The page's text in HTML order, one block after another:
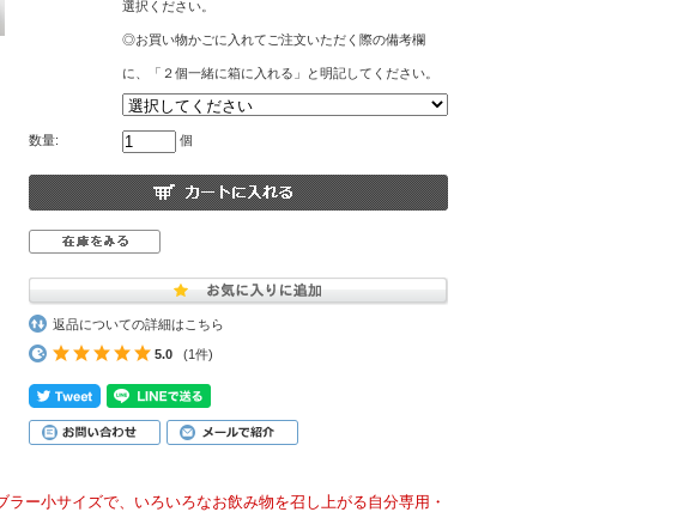
選択ください。
◎お買い物かごに入れてご注文いただく際の備考欄
に、「２個一緒に箱に入れる」と明記してください。
数量: 個
返品についての詳細はこちら
5.0 (1件)
ー小サイズで、いろいろなお飲み物を召し上がる自分専用・